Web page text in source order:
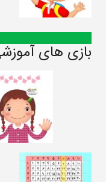
بازی های